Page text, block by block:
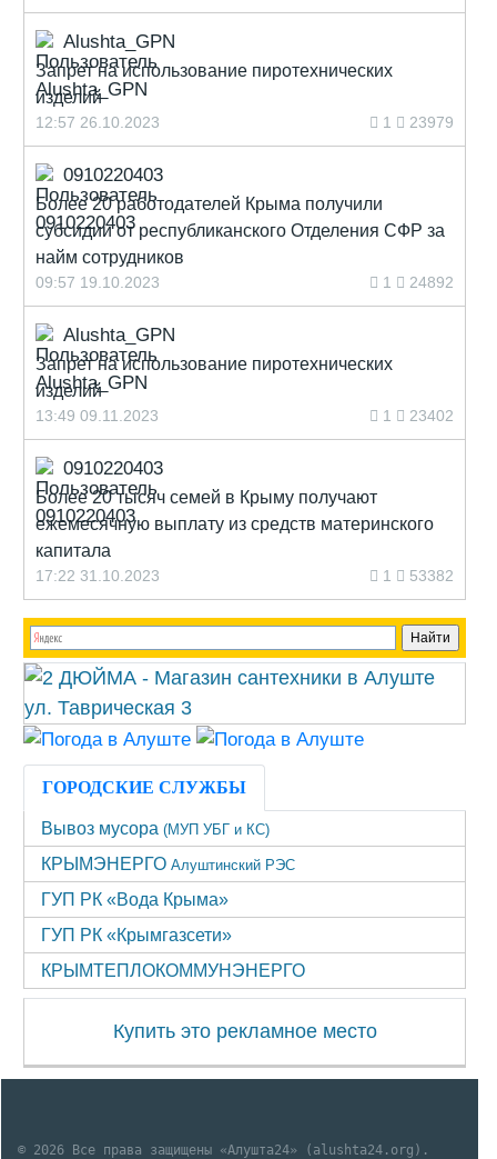
Alushta_GPN
Запрет на использование пиротехнических
изделий
12:57 26.10.2023 1 23979
0910220403
Более 20 работодателей Крыма получили
субсидии от республиканского Отделения СФР за
найм сотрудников
09:57 19.10.2023 1 24892
Alushta_GPN
Запрет на использование пиротехнических
изделий
13:49 09.11.2023 1 23402
0910220403
Более 20 тысяч семей в Крыму получают
ежемесячную выплату из средств материнского
капитала
17:22 31.10.2023 1 53382
ГОРОДСКИЕ СЛУЖБЫ
Вывоз мусора (МУП УБГ и КС)
КРЫМЭНЕРГО Алуштинский РЭС
ГУП РК «Вода Крыма»
ГУП РК «Крымгазсети»
КРЫМТЕПЛОКОММУНЭНЕРГО
Купить это рекламное место
© 2026 Все права защищены «Алушта24» (alushta24.org).